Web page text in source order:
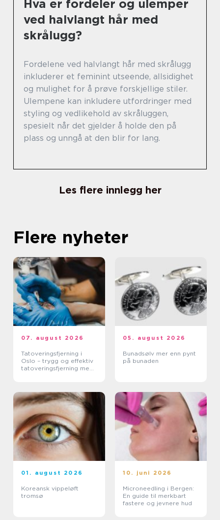
Hva er fordeler og ulemper
ved halvlangt hår med
skrålugg?
Fordelene ved halvlangt hår med skrålugg
inkluderer et feminint utseende, allsidighet
og mulighet for å prøve forskjellige stiler.
Ulempene kan inkludere utfordringer med
styling og vedlikehold av skråluggen,
spesielt når det gjelder å holde den på
plass og unngå at den blir for lang.
Les flere innlegg her
Flere nyheter
07. august 2026
Tatoveringsfjerning i
Oslo – trygg og effektiv
tatoveringsfjerning med
05. august 2026
Bunadsølv mer enn pynt
på bunaden
01. august 2026
Koreansk vippeløft
tromsø
10. juni 2026
Microneedling i Bergen:
En guide til merkbart
fastere og jevnere hud